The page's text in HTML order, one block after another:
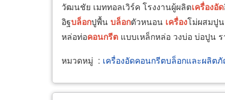
วัฒนชัย เมททอลเวิร์ค โรงงานผู้ผลิตเครื่องอัด
อิฐบล็อกปูพื้น บล็อกตัวหนอน เครื่องโม่ผสมปู
หล่อท่อคอนกรีต แบบเหล็กหล่อ วงบ่อ บ่อปูน
หมวดหมู่ : เครื่องอัดคอนกรีตบล็อกและผลิต